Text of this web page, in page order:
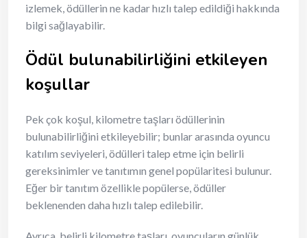
izlemek, ödüllerin ne kadar hızlı talep edildiği hakkında
bilgi sağlayabilir.
Ödül bulunabilirliğini etkileyen
koşullar
Pek çok koşul, kilometre taşları ödüllerinin
bulunabilirliğini etkileyebilir; bunlar arasında oyuncu
katılım seviyeleri, ödülleri talep etme için belirli
gereksinimler ve tanıtımın genel popülaritesi bulunur.
Eğer bir tanıtım özellikle popülerse, ödüller
beklenenden daha hızlı talep edilebilir.
Ayrıca, belirli kilometre taşları, oyuncuların günlük